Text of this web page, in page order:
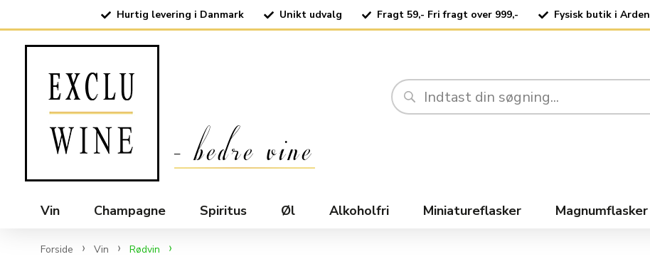
Hurtig levering i Danmark Unikt udvalg Fragt 59,- Fri fragt over 999,- Fysisk butik i Arden
Vin Champagne Spiritus Øl Alkoholfri Miniatureflasker Magnumflasker
Forside Vin Rødvin